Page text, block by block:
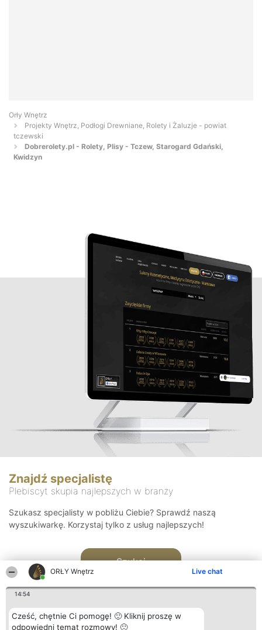
ORŁY Wnętrz Live chat
14:54
Cześć, chętnie Ci pomogę! 🙂 Kliknij proszę w
odpowiedni temat rozmowy! 🙂
Orły Wnętrz
Projekty Wnętrz, Podłogi Drewniane, Rolety i Żaluzje - powiat
tczewski
Dobrerolety.pl - Rolety, Plisy - Tczew, Starogard Gdański,
Kwidzyn
Znajdź specjalistę
Plebiscyt skupia najlepszych w branży
Szukasz specjalisty w pobliżu Ciebie? Sprawdź naszą
wyszukiwarkę. Korzystaj tylko z usług najlepszych!
Szukaj